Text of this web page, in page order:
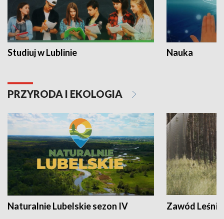
Studiuj w Lublinie Nauka
PRZYRODA I EKOLOGIA
Naturalnie Lubelskie sezon IV Zawód Leśnik